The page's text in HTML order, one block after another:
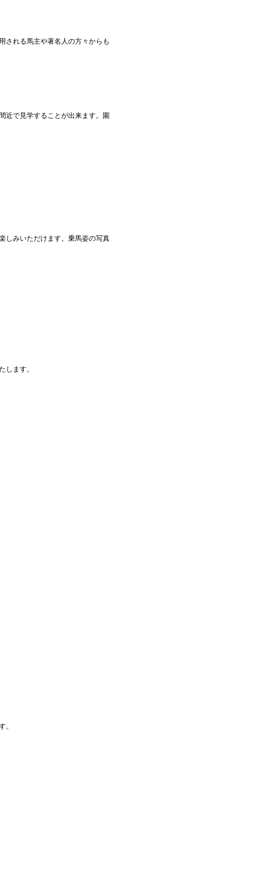
される馬主や著名人の方々からも
近で見学することが出来ます。園
しみいただけます。乗馬姿の写真
します。
。